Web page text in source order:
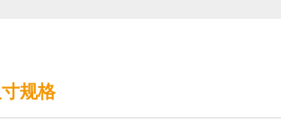
规格